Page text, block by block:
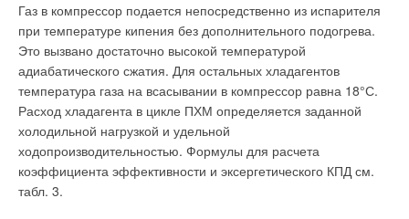
Газ в компрессор подается непосредственно из испарителя
при температуре кипения без дополнительного подогрева.
Это вызвано достаточно высокой температурой
адиабатического сжатия. Для остальных хладагентов
температура газа на всасывании в компрессор равна 18°С.
Расход хладагента в цикле ПХМ определяется заданной
холодильной нагрузкой и удельной
ходопроизводительностью. Формулы для расчета
коэффициента эффективности и эксергетического КПД см.
табл. 3.
3из3пользователей считают этот комментарий полезным
Добавить комментарий
Ваше имя *
Объяснить это можно тем, что подтекание воздуха к
свободно расположенному отсосу осуществляется из всего
пространства (из сферы), а приточная струя
распространяется в конусе с малым углом раскрытия ≈22–
24°. Чтобы обеспечить скорость воздуха в спектре
всасывания, позволяющую транспортировать вредные
выделения к отсосу, следует помнить первое (основное)
правило эффективного использования устройств местной
вытяжной вентиляции: отсос следует размещать как можно
ближе к источнику вредных выделений.